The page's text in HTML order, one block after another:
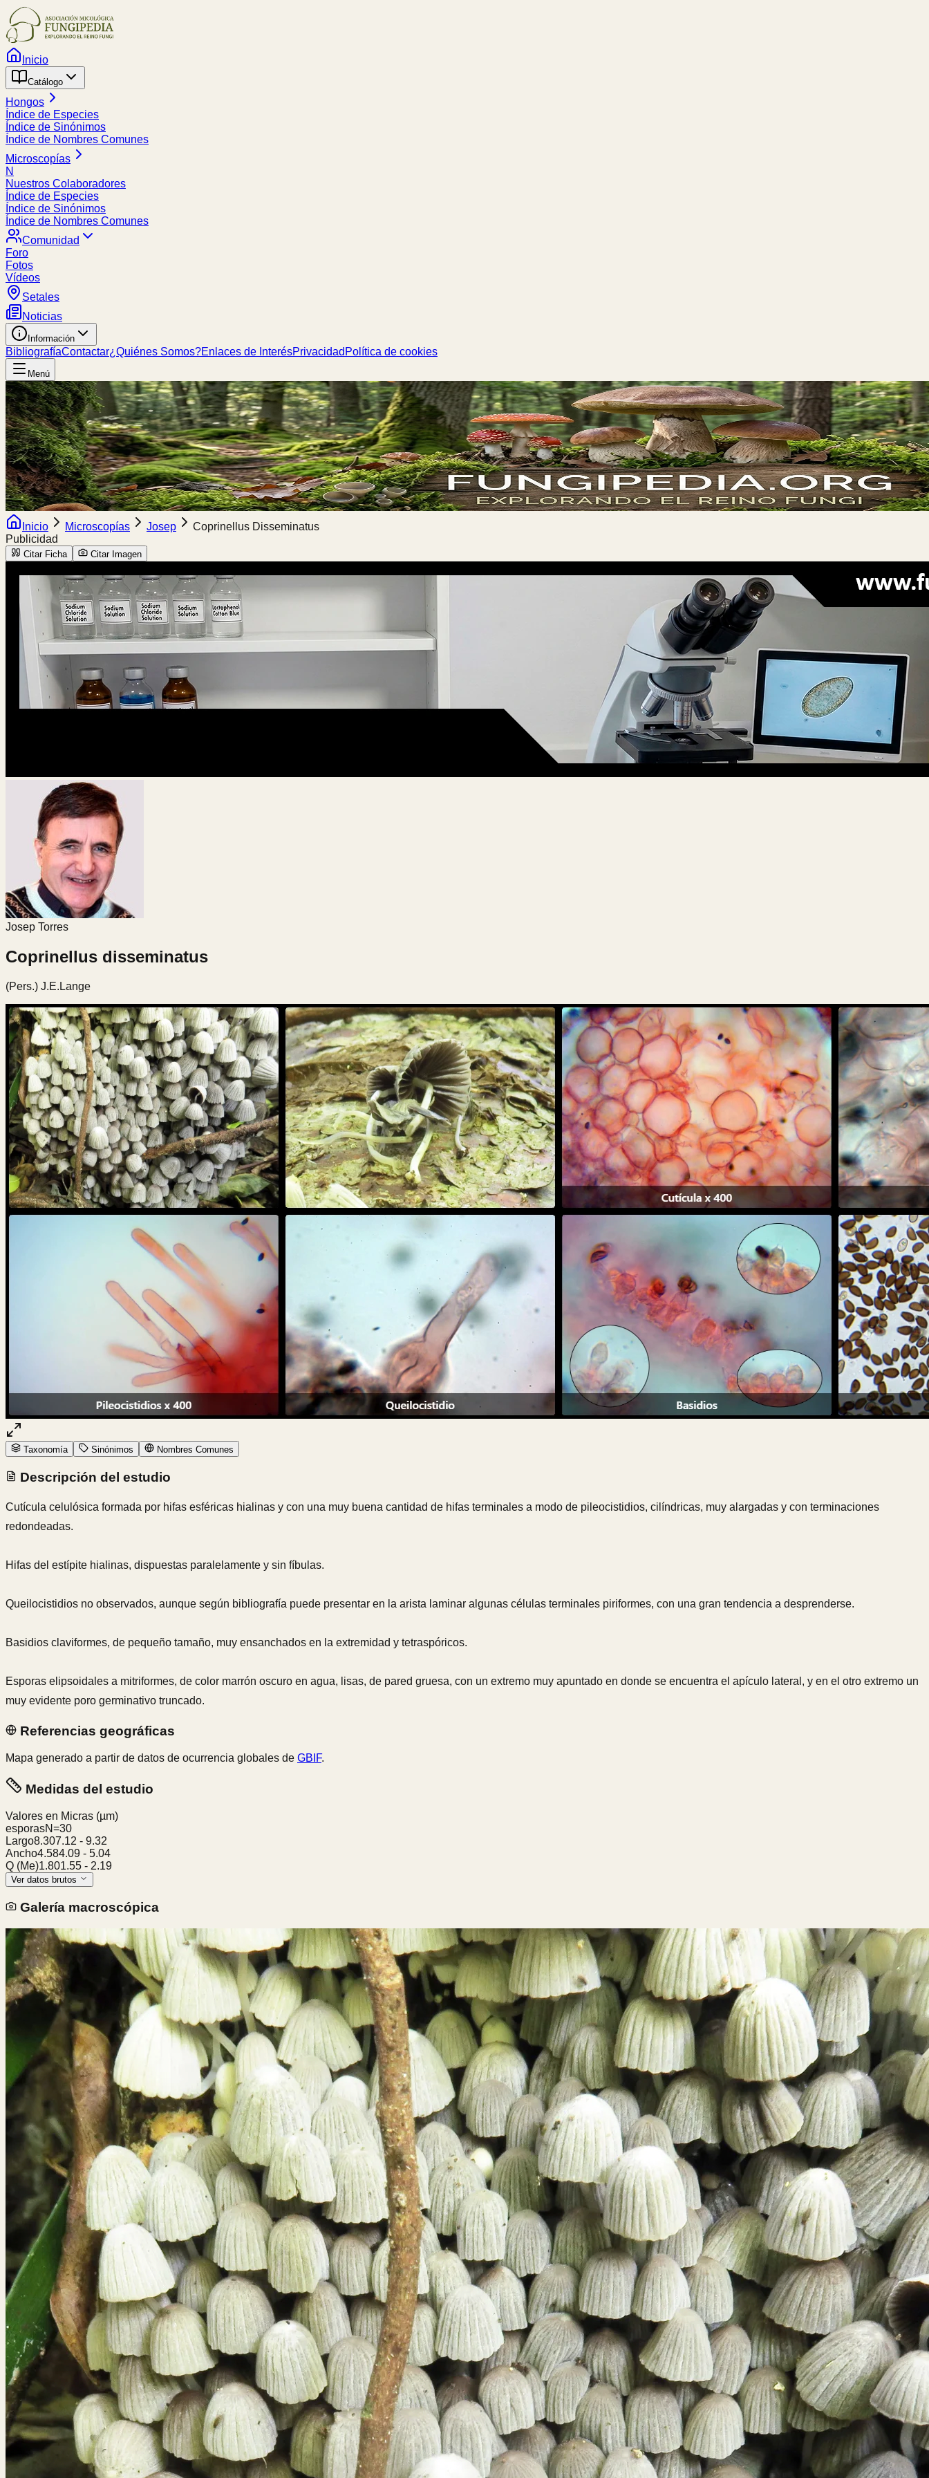
Inicio
Catálogo
Hongos
Índice de Especies
Índice de Sinónimos
Índice de Nombres Comunes
Microscopías
N
Nuestros Colaboradores
Índice de Especies
Índice de Sinónimos
Índice de Nombres Comunes
Comunidad
Foro
Fotos
Vídeos
Setales
Noticias
Información
BibliografíaContactar¿Quiénes Somos?Enlaces de InterésPrivacidad Política de cookies
Menú
Inicio Microscopías Josep
Coprinellus Disseminatus
Publicidad
Citar Ficha Citar Imagen
Josep Torres
Coprinellus disseminatus
(Pers.) J.E.Lange
Taxonomía Sinónimos Nombres Comunes
Descripción del estudio
Cutícula celulósica formada por hifas esféricas hialinas y con una muy buena cantidad de hifas terminales a modo de pileocistidios, cilíndricas, muy alargadas y con terminaciones
redondeadas.
Hifas del estípite hialinas, dispuestas paralelamente y sin fíbulas.
Queilocistidios no observados, aunque según bibliografía puede presentar en la arista laminar algunas células terminales piriformes, con una gran tendencia a desprenderse.
Basidios claviformes, de pequeño tamaño, muy ensanchados en la extremidad y tetraspóricos.
Esporas elipsoidales a mitriformes, de color marrón oscuro en agua, lisas, de pared gruesa, con un extremo muy apuntado en donde se encuentra el apículo lateral, y en el otro extremo un
muy evidente poro germinativo truncado.
Referencias geográficas
Mapa generado a partir de datos de ocurrencia globales de GBIF.
Medidas del estudio
Valores en Micras (µm)
esporasN=30
Largo8.307.12 - 9.32
Ancho4.584.09 - 5.04
Q (Me)1.801.55 - 2.19
Ver datos brutos
Galería macroscópica